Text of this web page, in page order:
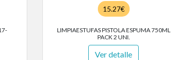
15.27€
LIMPIAESTUFAS PISTOLA ESPUMA 750ML
PACK 2 UNI.
Ver detalle